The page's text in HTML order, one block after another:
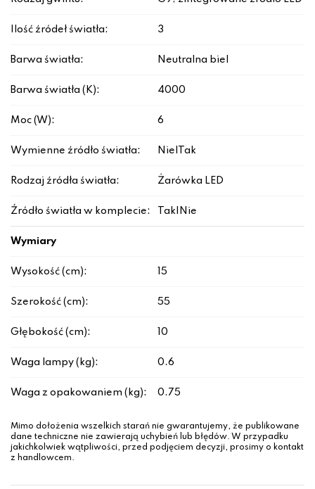
Ilość źródeł światła: 3
Barwa światła: Neutralna biel
Barwa światła (K): 4000
Moc (W): 6
Wymienne źródło światła: Nie|Tak
Rodzaj źródła światła: Żarówka LED
Źródło światła w komplecie: Tak|Nie
Wymiary
Wysokość (cm): 15
Szerokość (cm): 55
Głębokość (cm): 10
Waga lampy (kg): 0.6
Waga z opakowaniem (kg): 0.75
Mimo dołożenia wszelkich starań nie gwarantujemy, że publikowane
dane techniczne nie zawierają uchybień lub błędów. W przypadku
jakichkolwiek wątpliwości, przed podjęciem decyzji, prosimy o kontakt
z handlowcem.